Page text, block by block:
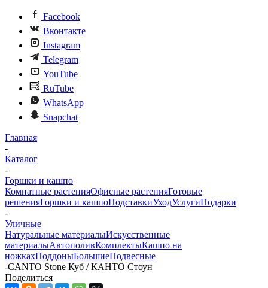
Facebook
Вконтакте
Instagram
Telegram
YouTube
RuTube
WhatsApp
Snapchat
Главная
-
Каталог
-
Горшки и кашпо
Комнатные растенияОфисные растенияГотовые
решенияГоршки и кашпоПодставкиУходУслугиПодарки
-
Уличные
Натуральные материалыИскусственные
материалыАвтополивКомплектыКашпо на
ножкахПоддоныБольшиеПодвесные
-CANTO Stone Куб / КАНТО Стоун
Поделиться